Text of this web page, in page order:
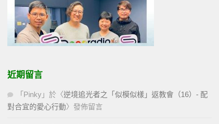
近期留言
「 Pinky 」於〈逆境追光者之「似模似樣」返教會（16）- 配
對合宜的愛心行動〉發佈留言